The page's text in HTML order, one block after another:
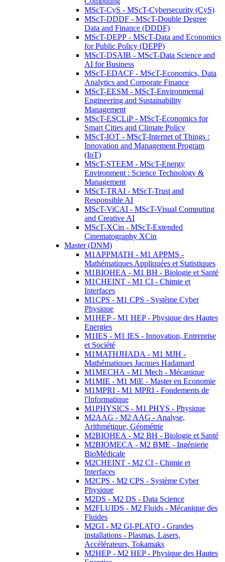
MScT-CyS - MScT-Cybersecurity (CyS)
MScT-DDDF - MScT-Double Degree
Data and Finance (DDDF)
MScT-DEPP - MScT-Data and Economics
for Public Policy (DEPP)
MScT-DSAIB - MScT-Data Science and
AI for Business
MScT-EDACF - MScT-Economics, Data
Analytics and Corporate Finance
MScT-EESM - MScT-Environmental
Engineering and Sustainability
Management
MScT-ESCLiP - MScT-Economics for
Smart Cities and Climate Policy
MScT-IOT - MScT-Internet of Things :
Innovation and Management Program
(IoT)
MScT-STEEM - MScT-Energy
Environment : Science Technology &
Management
MScT-TRAI - MScT-Trust and
Responsible AI
MScT-ViCAI - MScT-Visual Computing
and Creative AI
MScT-XCin - MScT-Extended
Cinematography XCin
Master (DNM)
M1APPMATH - M1 APPMS -
Mathématiques Appliquées et Statistiques
M1BIOHEA - M1 BH - Biologie et Santé
M1CHEINT - M1 CI - Chimie et
Interfaces
M1CPS - M1 CPS - Système Cyber
Physique
M1HEP - M1 HEP - Physique des Hautes
Energies
M1IES - M1 IES - Innovation, Entreprise
et Société
M1MATHJHADA - M1 MJH -
Mathématiques Jacques Hadamard
M1MECHA - M1 Mech - Mécanique
M1MIE - M1 MiE - Master en Economie
M1MPRI - M1 MPRI - Fondements de
l'Informatique
M1PHYSICS - M1 PHYS - Physique
M2AAG - M2 AAG - Analyse,
Arithmétique, Géométrie
M2BIOHEA - M2 BH - Biologie et Santé
M2BIOMECA - M2 BME - Ingénierie
BioMédicale
M2CHEINT - M2 CI - Chimie et
Interfaces
M2CPS - M2 CPS - Système Cyber
Physique
M2DS - M2 DS - Data Science
M2FLUIDS - M2 Fluids - Mécanique des
Fluides
M2GI - M2 GI-PLATO - Grandes
installations - Plasmas, Lasers,
Accélérateurs, Tokamaks
M2HEP - M2 HEP - Physique des Hautes